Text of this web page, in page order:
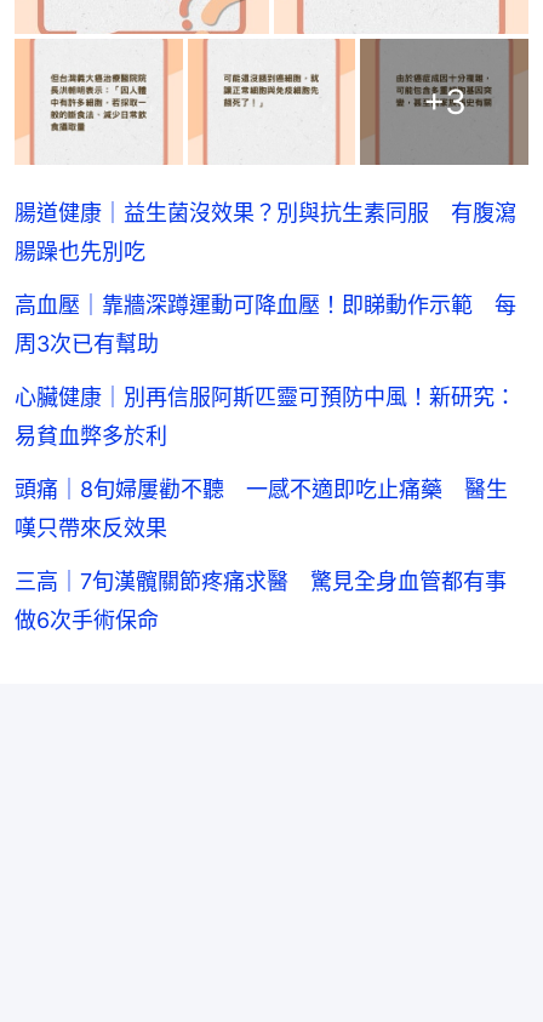
+3
腸道健康｜益生菌沒效果？別與抗生素同服 有腹瀉
腸躁也先別吃
高血壓｜靠牆深蹲運動可降血壓！即睇動作示範 每
周3次已有幫助
心臟健康｜別再信服阿斯匹靈可預防中風！新研究：
易貧血弊多於利
頭痛｜8旬婦屢勸不聽 一感不適即吃止痛藥 醫生
嘆只帶來反效果
三高｜7旬漢髖關節疼痛求醫 驚見全身血管都有事
做6次手術保命